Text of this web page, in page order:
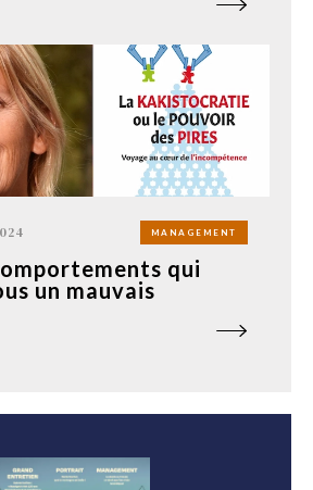
MANAGEMENT
qui
un mauvais